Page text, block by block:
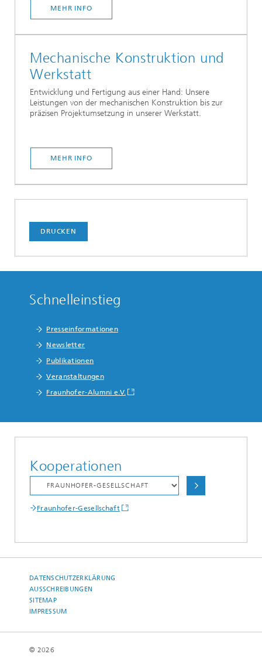
MEHR INFO
Mechanische Konstruktion und
Werkstatt
Entwicklung und Fertigung aus einer Hand: Unsere
Leistungen von der mechanischen Konstruktion bis zur
präzisen Projektumsetzung in unserer Werkstatt.
MEHR INFO
DRUCKEN
Schnelleinstieg
Presseinformationen
Newsletter
Publikationen
Veranstaltungen
Fraunhofer-Alumni e.V.
Kooperationen
Fraunhofer-Gesellschaft
DATENSCHUTZERKLÄRUNG
AUSSCHREIBUNGEN
SITEMAP
IMPRESSUM
© 2026